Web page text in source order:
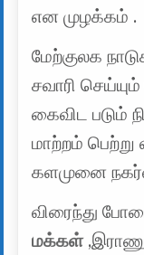
என முழக்கம் .
மேற்குலக
சவாரி
கைவிட படும்
மாற்றம்
களமுனை
விரைந்து
மக்கள்